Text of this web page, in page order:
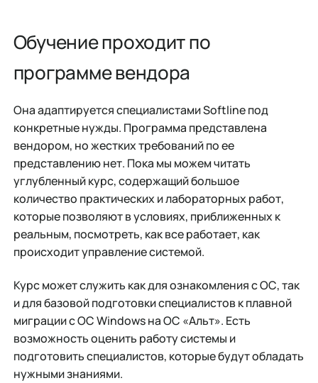
Обучение проходит по
программе вендора
Она адаптируется специалистами Softline под
конкретные нужды. Программа представлена
вендором, но жестких требований по ее
представлению нет. Пока мы можем читать
углубленный курс, содержащий большое
количество практических и лабораторных работ,
которые позволяют в условиях, приближенных к
реальным, посмотреть, как все работает, как
происходит управление системой.
Курс может служить как для ознакомления с ОС, так
и для базовой подготовки специалистов к плавной
миграции с ОС Windows на ОС «Альт». Есть
возможность оценить работу системы и
подготовить специалистов, которые будут обладать
нужными знаниями.